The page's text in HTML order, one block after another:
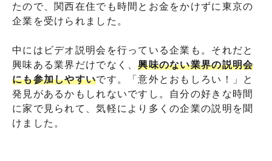
たので、関西在住でも時間とお金をかけずに東京の
企業を受けられました。
中にはビデオ説明会を行っている企業も。それだと
興味ある業界だけでなく、興味のない業界の説明会
にも参加しやすいです。「意外とおもしろい！」と
発見があるかもしれないですし。自分の好きな時間
に家で見られて、気軽により多くの企業の説明を聞
けました。